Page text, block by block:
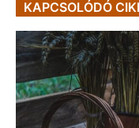
KAPCSOLÓDÓ